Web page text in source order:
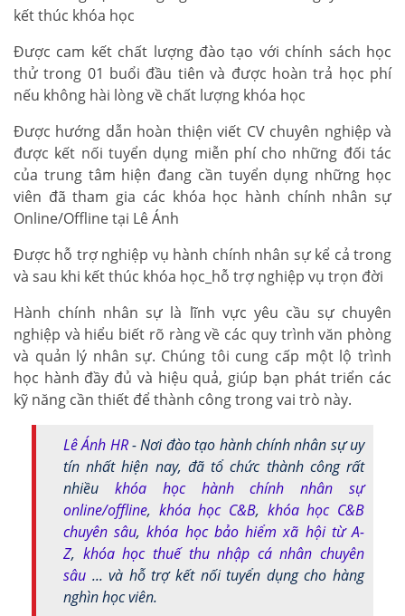
kết thúc khóa học
Được cam kết chất lượng đào tạo với chính sách học
thử trong 01 buổi đầu tiên và được hoàn trả học phí
nếu không hài lòng về chất lượng khóa học
Được hướng dẫn hoàn thiện viết CV chuyên nghiệp và
được kết nối tuyển dụng miễn phí cho những đối tác
của trung tâm hiện đang cần tuyển dụng những học
viên đã tham gia các khóa học hành chính nhân sự
Online/Offline tại Lê Ánh
Được hỗ trợ nghiệp vụ hành chính nhân sự kể cả trong
và sau khi kết thúc khóa học_hỗ trợ nghiệp vụ trọn đời
Hành chính nhân sự là lĩnh vực yêu cầu sự chuyên
nghiệp và hiểu biết rõ ràng về các quy trình văn phòng
và quản lý nhân sự. Chúng tôi cung cấp một lộ trình
học hành đầy đủ và hiệu quả, giúp bạn phát triển các
kỹ năng cần thiết để thành công trong vai trò này.
Lê Ánh HR- Nơi đào tạo hành chính nhân sự uy
tín nhất hiện nay, đã tổ chức thành công rất
nhiều khóa học hành chính nhân sự
online/offline, khóa học C&B, khóa học C&B
chuyên sâu,khóa học bảo hiểm xã hội từ A-
Z, khóa học thuế thu nhập cá nhân chuyên
sâu ... và hỗ trợ kết nối tuyển dụng cho hàng
nghìn học viên.